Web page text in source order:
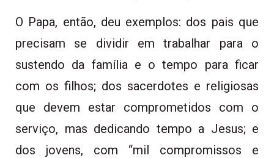
O Papa, então, deu exemplos: dos pais que
precisam se dividir em trabalhar para o
sustendo da família e o tempo para ficar
com os filhos; dos sacerdotes e religiosas
que devem estar comprometidos com o
serviço, mas dedicando tempo a Jesus; e
dos jovens, com “mil compromissos e